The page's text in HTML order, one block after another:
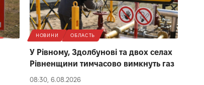
НОВИНИ ОБЛАСТЬ
У Рівному, Здолбунові та двох селах
Рівненщини тимчасово вимкнуть газ
08:30, 6.08.2026